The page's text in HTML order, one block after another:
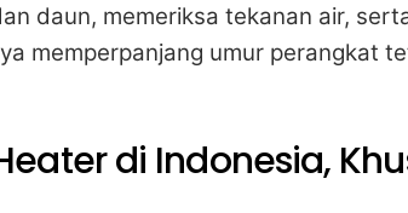
daun, memeriksa tekanan air,
memperpanjang umur perangkat
di Indonesia,